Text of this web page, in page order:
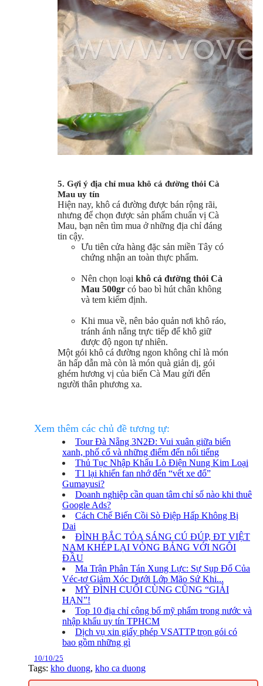
5. Gợi ý địa chỉ mua khô cá đường thỏi Cà
Mau uy tín
Hiện nay, khô cá đường được bán rộng rãi,
nhưng để chọn được sản phẩm chuẩn vị Cà
Mau, bạn nên tìm mua ở những địa chỉ đáng
tin cậy.
Ưu tiên cửa hàng đặc sản miền Tây có
chứng nhận an toàn thực phẩm.
Nên chọn loại khô cá đường thỏi Cà
Mau 500gr có bao bì hút chân không
và tem kiểm định.
Khi mua về, nên bảo quản nơi khô ráo,
tránh ánh nắng trực tiếp để khô giữ
được độ ngon tự nhiên.
Một gói khô cá đường ngon không chỉ là món
ăn hấp dẫn mà còn là món quà giản dị, gói
ghém hương vị của biển Cà Mau gửi đến
người thân phương xa.
Xem thêm các chủ đề tương tự:
Tour Đà Nẵng 3N2Đ: Vui xuân giữa biển
xanh, phố cổ và những điểm đến nổi tiếng
Thủ Tục Nhập Khẩu Lò Điện Nung Kim Loại
T1 lại khiến fan nhớ đến “vết xe đổ”
Gumayusi?
Doanh nghiệp cần quan tâm chỉ số nào khi thuê
Google Ads?
Cách Chế Biến Cồi Sò Điệp Hấp Không Bị
Dai
ĐÌNH BẮC TỎA SÁNG CÚ ĐÚP, ĐT VIỆT
NAM KHÉP LẠI VÒNG BẢNG VỚI NGÔI
ĐẦU
Ma Trận Phân Tán Xung Lực: Sự Sụp Đổ Của
Véc-tơ Giảm Xóc Dưới Lớp Mão Sứ Khi...
MỸ ĐÌNH CUỐI CÙNG CŨNG “GIẢI
HẠN”!
Top 10 địa chỉ công bố mỹ phẩm trong nước và
nhập khẩu uy tín TPHCM
Dịch vụ xin giấy phép VSATTP trọn gói có
bao gồm những gì
10/10/25
Tags: kho duong, kho ca duong